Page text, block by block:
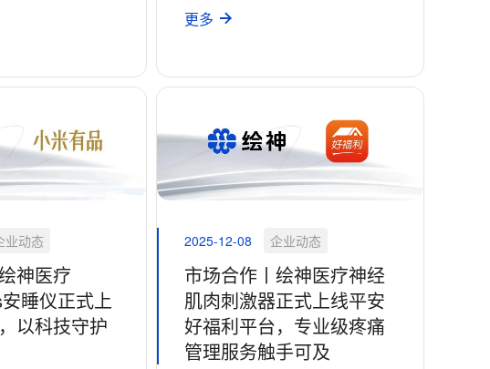
更多
业动态
神医疗
睡仪正式上
以科技守护
2025-12-08 企业动态
市场合作丨绘神医疗神经
肌肉刺激器正式上线平安
好福利平台，专业级疼痛
管理服务触手可及